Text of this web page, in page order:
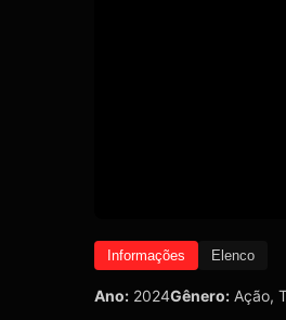
Informações Elenco
Ano: 2024Gênero: Ação,